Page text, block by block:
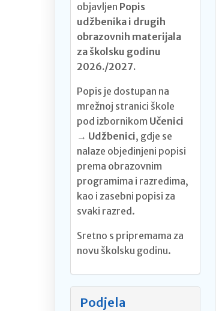
objavljen Popis
udžbenika i drugih
obrazovnih materijala
za školsku godinu
2026./2027.
Popis je dostupan na
mrežnoj stranici škole
pod izbornikom Učenici
→ Udžbenici, gdje se
nalaze objedinjeni popisi
prema obrazovnim
programima i razredima,
kao i zasebni popisi za
svaki razred.
Sretno s pripremama za
novu školsku godinu.
Podjela